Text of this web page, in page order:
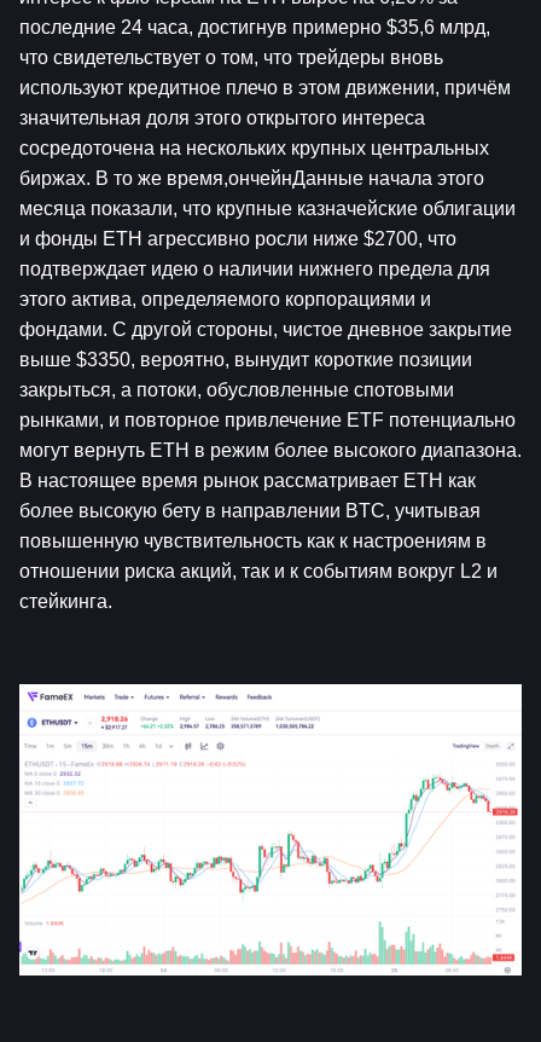
последние 24 часа, достигнув примерно $35,6 млрд,
что свидетельствует о том, что трейдеры вновь
используют кредитное плечо в этом движении, причём
значительная доля этого открытого интереса
сосредоточена на нескольких крупных центральных
биржах. В то же время,ончейнДанные начала этого
месяца показали, что крупные казначейские облигации
и фонды ETH агрессивно росли ниже $2700, что
подтверждает идею о наличии нижнего предела для
этого актива, определяемого корпорациями и
фондами. С другой стороны, чистое дневное закрытие
выше $3350, вероятно, вынудит короткие позиции
закрыться, а потоки, обусловленные спотовыми
рынками, и повторное привлечение ETF потенциально
могут вернуть ETH в режим более высокого диапазона.
В настоящее время рынок рассматривает ETH как
более высокую бету в направлении BTC, учитывая
повышенную чувствительность как к настроениям в
отношении риска акций, так и к событиям вокруг L2 и
стейкинга.